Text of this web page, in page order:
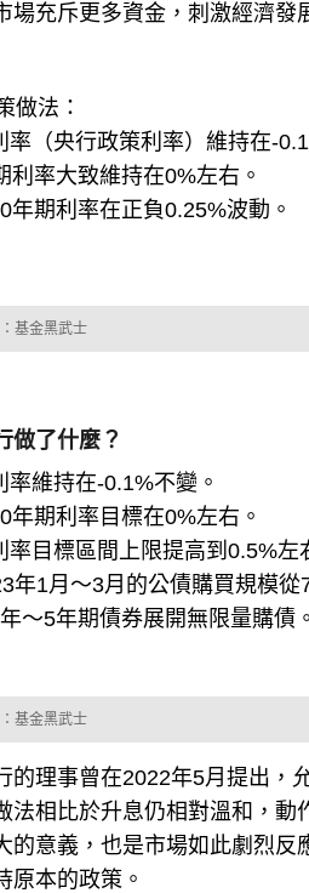
場充斥更多資金，刺激經濟發
做法：
率（央行政策利率）維持在-
利率大致維持在0%左右。
年期利率在正負0.25%波動。
基金黑武士
做了什麼？
率維持在-0.1%不變。
年期利率目標在0%左右。
率目標區間上限提高到0.5%左
年1月～3月的公債購買規模從
～5年期債券展開無限量購債。
基金黑武士
的理事曾在2022年5月提出，
法相比於升息仍相對溫和，
的意義，也是市場如此劇烈
原本的政策。